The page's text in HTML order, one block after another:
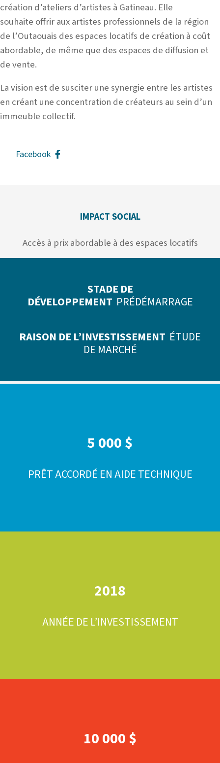
création d’ateliers d’artistes à Gatineau. Elle
souhaite offrir aux artistes professionnels de la région
de l’Outaouais des espaces locatifs de création à coût
abordable, de même que des espaces de diffusion et
de vente.
La vision est de susciter une synergie entre les artistes
en créant une concentration de créateurs au sein d’un
immeuble collectif.
Facebook
IMPACT SOCIAL
Accès à prix abordable à des espaces locatifs
STADE DE
DÉVELOPPEMENT PRÉDÉMARRAGE
RAISON DE L’INVESTISSEMENT ÉTUDE
DE MARCHÉ
5 000 $
PRÊT ACCORDÉ EN AIDE TECHNIQUE
2018
ANNÉE DE L’INVESTISSEMENT
10 000 $